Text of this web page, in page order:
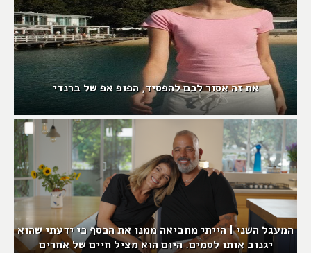
את זה אסור לכם להפסיד, הפופ אפ של ברנדי
המעגל השני | הייתי מחביאה ממנו את הכסף כי ידעתי שהוא
יגנוב אותו לסמים. היום הוא מציל חיים של אחרים